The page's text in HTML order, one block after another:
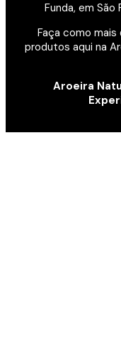
Funda, em São
Faça como
produtos aqui na
Aroeira